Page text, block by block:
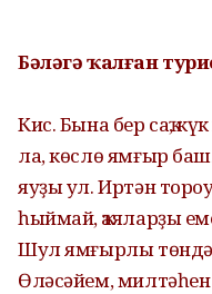
Бәләгә ҡалған
Кис. Бына бер саҡ,
ла, көслө ямғыр
яуҙы ул. Иртән
һыймай, ҡаяларҙы
Шул ямғырлы төндә
Өләсәйем,